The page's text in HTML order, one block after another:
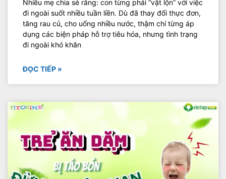
Nhiều mẹ chia sẻ rằng: con từng phải “vật lộn” với việc
đi ngoài suốt nhiều tuần liền. Dù đã thay đổi thực đơn,
tăng rau củ, cho uống nhiều nước, thậm chí từng áp
dụng các biện pháp hỗ trợ tiêu hóa, nhưng tình trạng
đi ngoài khó khăn
ĐỌC TIẾP »